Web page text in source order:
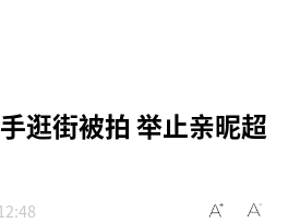
逛街被拍 举止亲昵超